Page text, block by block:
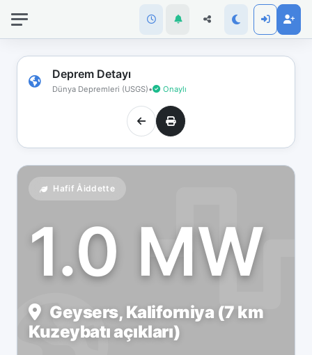
Deprem Detayı
Dünya Depremleri (USGS)• Onaylı
Hafif Åiddette
1.0 MW
Geysers, Kaliforniya (7 km
Kuzeybatı açıkları)
bağlantınız
koptu!
Çevrimdışı
moddasınız.